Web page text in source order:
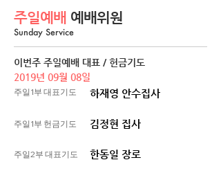
주일예배 예배위원
Sunday Service
이번주 주일예배 대표 / 헌금기도
2019년 09월 08일
주일1부 대표기도 하재영 안수집사
주일1부 헌금기도 김정현 집사
주일2부 대표기도 한동일 장로